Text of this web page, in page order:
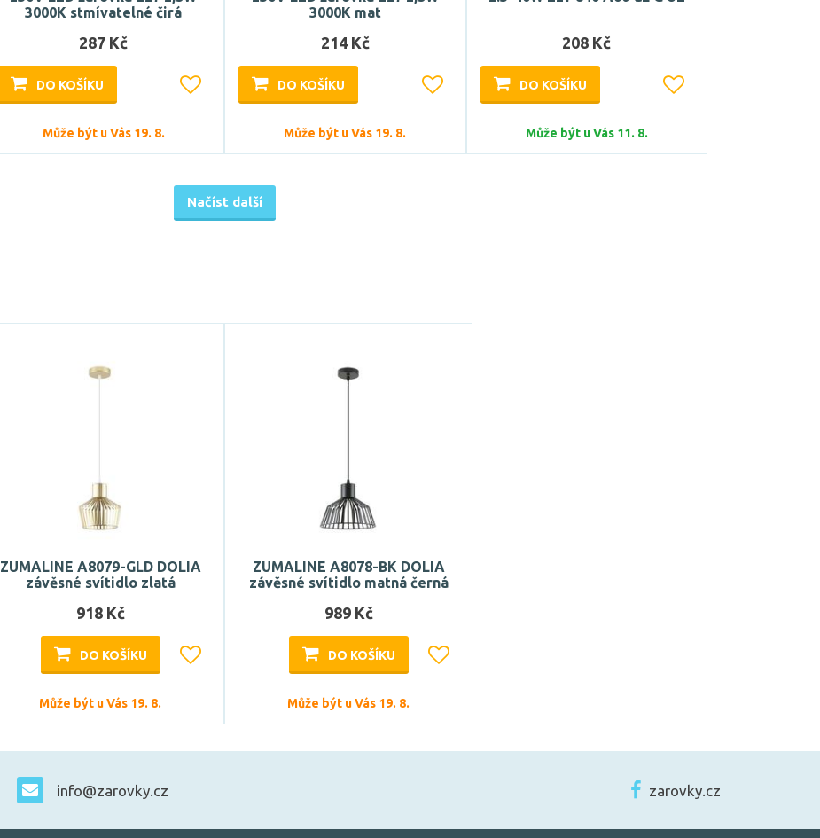
3000K stmívatelné čirá
287 Kč
DO KOŠÍKU
Může být u Vás 19. 8.
3000K mat
214 Kč
DO KOŠÍKU
Může být u Vás 19. 8.
208 Kč
DO KOŠÍKU
Může být u Vás 11. 8.
Načíst další
ZUMALINE A8079-GLD DOLIA
závěsné svítidlo zlatá
918 Kč
DO KOŠÍKU
Může být u Vás 19. 8.
ZUMALINE A8078-BK DOLIA
závěsné svítidlo matná černá
989 Kč
DO KOŠÍKU
Může být u Vás 19. 8.
info@zarovky.cz zarovky.cz